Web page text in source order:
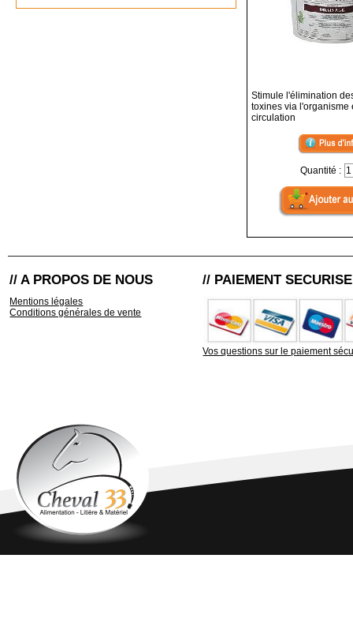
Stimule l'élimination
toxines via l'organisme
circulation
Quantité :
// A PROPOS DE NOUS
Mentions légales
Conditions générales de vente
// PAIEMENT SECURISE
Vos questions sur le paiement